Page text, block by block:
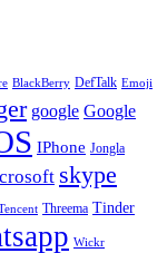
BlackBerry DefTalk Emoji
google Google
IPhone Jongla
skype
Threema Tinder
Wickr